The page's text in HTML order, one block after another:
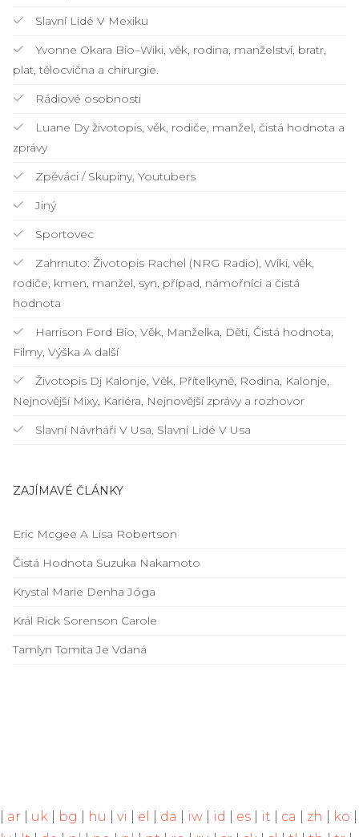
Slavní Lidé V Mexiku
Yvonne Okara Bio–Wiki, věk, rodina, manželství, bratr,
plat, tělocvična a chirurgie.
Rádiové osobnosti
Luane Dy životopis, věk, rodiče, manžel, čistá hodnota a
zprávy
Zpěváci / Skupiny, Youtubers
Jiný
Sportovec
Zahrnuto: Životopis Rachel (NRG Radio), Wiki, věk,
rodiče, kmen, manžel, syn, případ, námořníci a čistá
hodnota
Harrison Ford Bio, Věk, Manželka, Děti, Čistá hodnota,
Filmy, Výška A další
Životopis Dj Kalonje, Věk, Přítelkyně, Rodina, Kalonje,
Nejnovější Mixy, Kariéra, Nejnovější zprávy a rozhovor
Slavní Návrháři V Usa, Slavní Lidé V Usa
ZAJÍMAVÉ ČLÁNKY
Eric Mcgee A Lisa Robertson
Čistá Hodnota Suzuka Nakamoto
Krystal Marie Denha Jóga
Král Rick Sorenson Carole
Tamlyn Tomita Je Vdaná
ar uk bg hu vi el da iw id es it ca zh ko